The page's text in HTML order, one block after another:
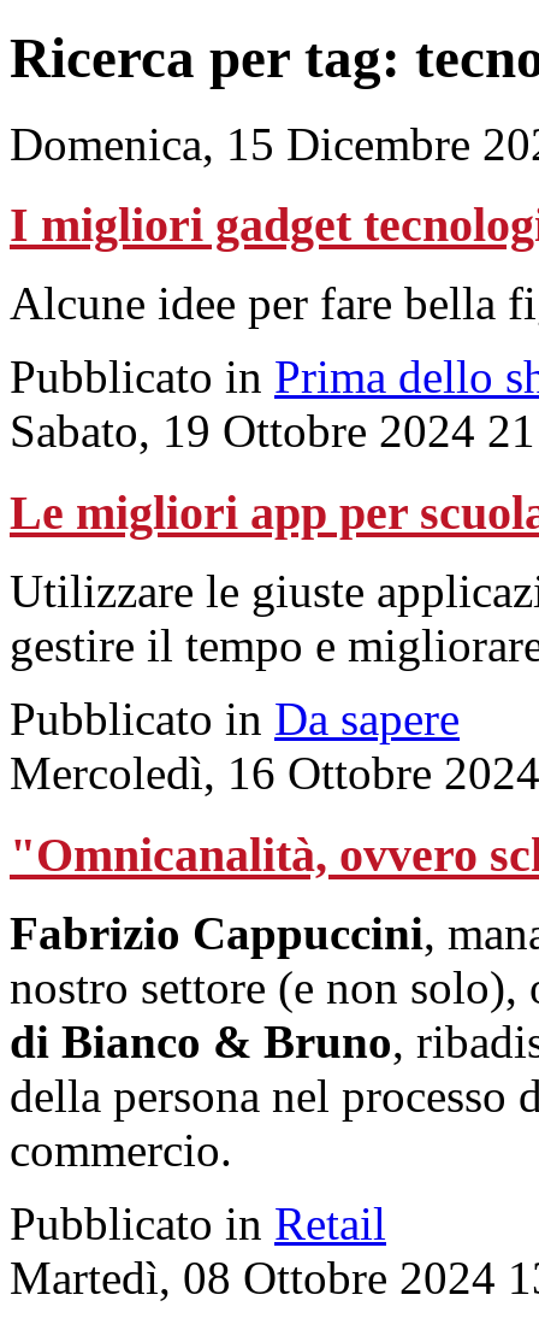
Ricerca per tag:
Domenica, 15 Dicembre
I migliori gadget
Alcune idee per fare bella
Pubblicato in Prima dello
Sabato, 19 Ottobre 2024
Le migliori app per
Utilizzare le giuste
gestire il tempo e
Pubblicato in Da sapere
Mercoledì, 16 Ottobre
"Omnicanalità, ovvero
Fabrizio Cappuccini,
nostro settore (e non solo),
di Bianco & Bruno,
della persona nel
commercio.
Pubblicato in Retail
Martedì, 08 Ottobre 2024